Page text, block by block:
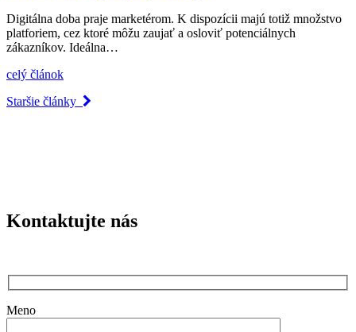
Digitálna doba praje marketérom. K dispozícii majú totiž množstvo
platforiem, cez ktoré môžu zaujať a osloviť potenciálnych
zákazníkov. Ideálna…
celý článok
Staršie články
Kontaktujte nás
Meno